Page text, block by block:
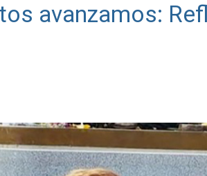
avanzamos: